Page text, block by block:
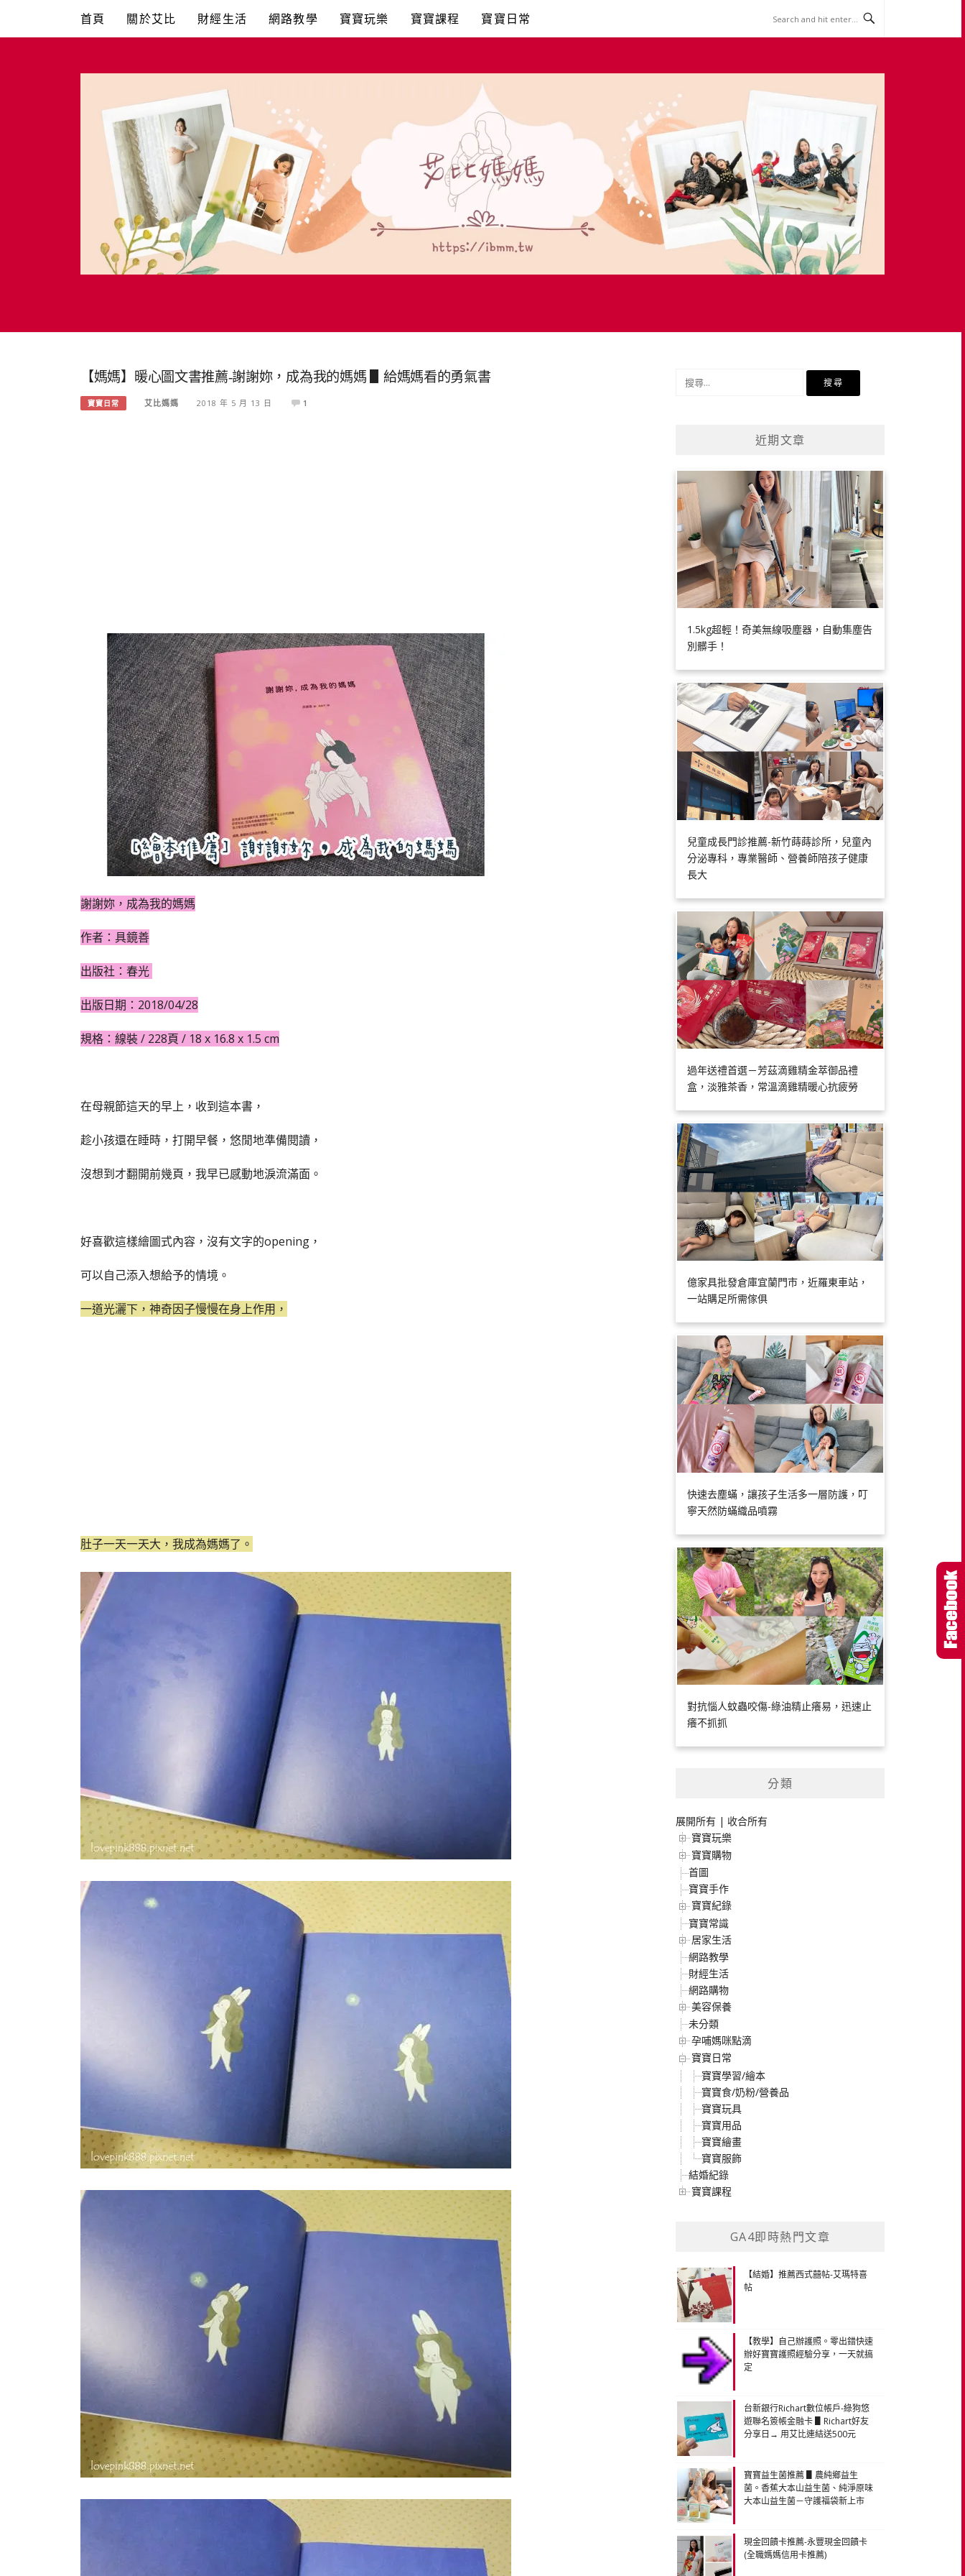
content
首頁 關於艾比 財經生活 網路教學 寶寶玩樂 寶寶課程 寶寶日常
艾比媽媽
【媽媽】暖心圖文書推薦-謝謝妳，成為我的媽媽 ▋給媽媽看的勇氣書
寶寶日常 艾比媽媽 2018 年 5 月 13 日 1
謝謝妳，成為我的媽媽
作者：具鏡善
出版社：春光
出版日期：2018/04/28
規格：線裝 / 228頁 / 18 x 16.8 x 1.5 cm
在母親節這天的早上，收到這本書，
趁小孩還在睡時，打開早餐，悠閒地準備閱讀，
沒想到才翻開前幾頁，我早已感動地淚流滿面。
好喜歡這樣繪圖式內容，沒有文字的opening，
可以自己添入想給予的情境。
一道光灑下，神奇因子慢慢在身上作用，
肚子一天一天大，我成為媽媽了。
近期文章
1.5kg超輕！奇美無線吸塵器，自動集塵告
別髒手！
兒童成長門診推薦-新竹蒔蒔診所，兒童內
分泌專科，專業醫師、營養師陪孩子健康
長大
過年送禮首選－芳茲滴雞精金萃御品禮
盒，淡雅茶香，常溫滴雞精暖心抗疲勞
億家具批發倉庫宜蘭門市，近羅東車站，
一站購足所需傢俱
快速去塵蟎，讓孩子生活多一層防護，叮
寧天然防蟎織品噴霧
對抗惱人蚊蟲咬傷-綠油精止癢易，迅速止
癢不抓抓
分類
展開所有 | 收合所有
寶寶玩樂
寶寶購物
首圖
寶寶手作
寶寶紀錄
寶寶常識
居家生活
網路教學
財經生活
網路購物
美容保養
未分類
孕哺媽咪點滴
寶寶日常
寶寶學習/繪本
寶寶食/奶粉/營養品
寶寶玩具
寶寶用品
寶寶繪畫
寶寶服飾
結婚紀錄
寶寶課程
GA4即時熱門文章
【結婚】推薦西式囍帖-艾瑪特喜
帖
【教學】自己辦護照。零出錯快速
辦好寶寶護照經驗分享，一天就搞
定
台新銀行Richart數位帳戶-綠狗悠
遊聯名簽帳金融卡 ▋Richart好友
分享日→ 用艾比連結送500元
寶寶益生菌推薦 ▋農純鄉益生
菌。香蕉大本山益生菌、純淨原味
大本山益生菌－守護福袋新上市
現金回饋卡推薦-永豐現金回饋卡
(全職媽媽信用卡推薦)